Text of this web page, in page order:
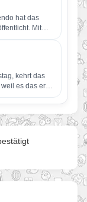
hat das
Mit
kehrt das
es das erste